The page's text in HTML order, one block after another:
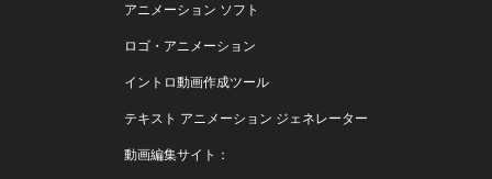
アニメーション ソフト
ロゴ・アニメーション
イントロ動画作成ツール
テキスト アニメーション ジェネレーター
動画編集サイト：